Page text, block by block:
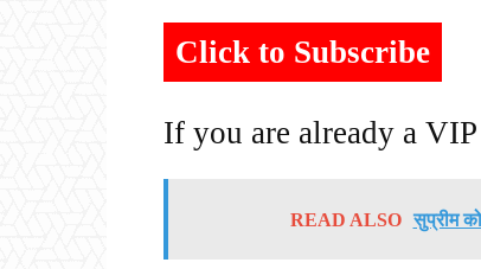
Click to Subscribe
If you are already a
READ ALSO सुप्रीम